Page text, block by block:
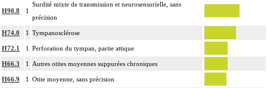
H90.8 1
Surdité mixte de transmission et neurosensorielle, sans
précision
H74.0 1 Tympanosclérose
H72.1 1 Perforation du tympan, partie attique
H66.3 1 Autres otites moyennes suppurées chroniques
H66.9 1 Otite moyenne, sans précision